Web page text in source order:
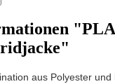
aus Polyester und